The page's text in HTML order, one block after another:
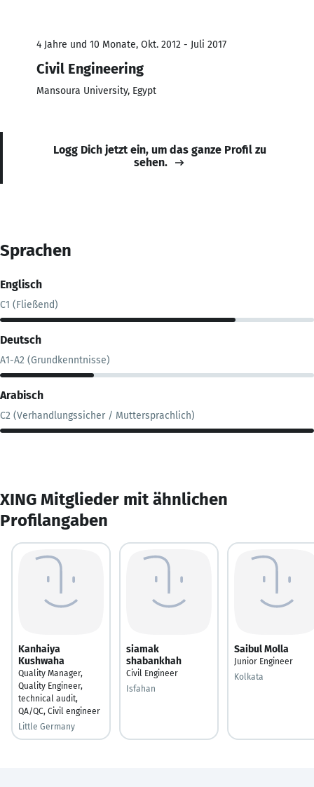
4 Jahre und 10 Monate, Okt. 2012 - Juli 2017
Civil Engineering
Mansoura University, Egypt
Logg Dich jetzt ein, um das ganze Profil zu
sehen.
Sprachen
Englisch
C1 (Fließend)
Deutsch
A1-A2 (Grundkenntnisse)
Arabisch
C2 (Verhandlungssicher / Muttersprachlich)
XING Mitglieder mit ähnlichen
Profilangaben
Kanhaiya
Kushwaha
Quality Manager,
Quality Engineer,
technical audit,
QA/QC, Civil engineer
Little Germany
siamak
shabankhah
Civil Engineer
Isfahan
Saibul Molla
Junior Engineer
Kolkata